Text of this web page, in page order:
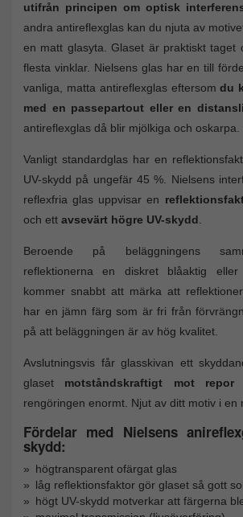
utifrån principen om optisk
andra antireflexglas kan du njuta av
en matt glasyta. Glaset är praktiskt taget
flesta vinklar. Nielsens glas har en till
vanliga, matta antireflexglas eftersomdu
med en passepartout eller en
antireflexglas då blir mjölkiga och oskarpa.
Vanligt standardglas har en
UV-skydd på ungefär 45 %. Nielsens
reflexfria glas uppvisar en
och ett avsevärt högre UV-skydd.
Beroende på beläggningens
reflektionerna en diskret blåaktig
kommer snabbt att märka att
har en jämn färg som är fri från
på att beläggningen är av hög kvalitet.
Avslutningsvis får glasskivan ett
glaset motståndskraftigt mot repor
rengöringen enormt. Njut av ditt motiv i en
Fördelar med Nielsens
skydd:
högtransparent ofärgat glas
låg reflektionsfaktor gör glaset så gott
högt UV-skydd motverkar att färgerna